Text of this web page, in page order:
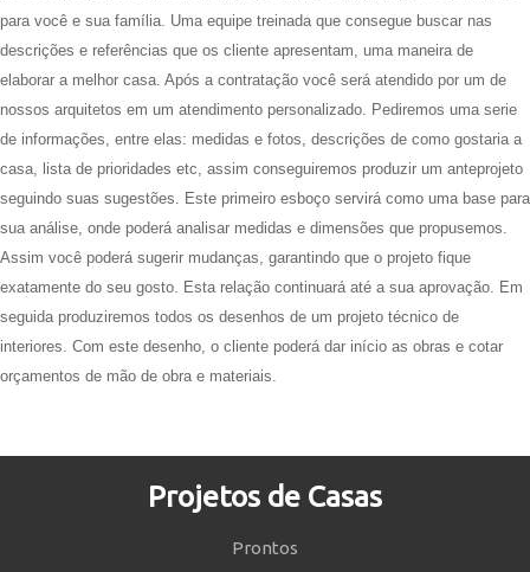
para você e sua família. Uma equipe treinada que consegue buscar nas
descrições e referências que os cliente apresentam, uma maneira de
elaborar a melhor casa. Após a contratação você será atendido por um de
nossos arquitetos em um atendimento personalizado. Pediremos uma serie
de informações, entre elas: medidas e fotos, descrições de como gostaria a
casa, lista de prioridades etc, assim conseguiremos produzir um anteprojeto
seguindo suas sugestões. Este primeiro esboço servirá como uma base para
sua análise, onde poderá analisar medidas e dimensões que propusemos.
Assim você poderá sugerir mudanças, garantindo que o projeto fique
exatamente do seu gosto. Esta relação continuará até a sua aprovação. Em
seguida produziremos todos os desenhos de um projeto técnico de
interiores. Com este desenho, o cliente poderá dar início as obras e cotar
orçamentos de mão de obra e materiais.
Projetos de Casas
Prontos